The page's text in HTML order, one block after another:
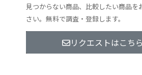
見つからない商品、比較したい商品を
さい。無料で調査・登録します。
リクエストはこちら